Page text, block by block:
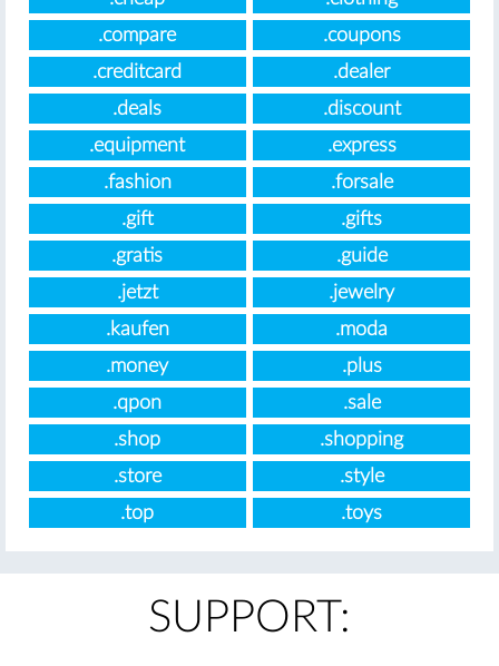
.compare
.coupons
.creditcard
.dealer
.deals
.discount
.equipment
.express
.fashion
.forsale
.gift
.gifts
.gratis
.guide
.jetzt
.jewelry
.kaufen
.moda
.money
.plus
.qpon
.sale
.shop
.shopping
.store
.style
.top
.toys
SUPPORT: